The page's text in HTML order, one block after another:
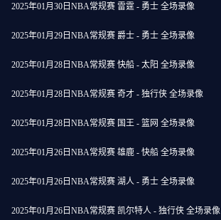
2025年01月30日NBA常规赛 雷霆 - 勇士 全场录像
2025年01月29日NBA常规赛 爵士 - 勇士 全场录像
2025年01月28日NBA常规赛 快船 - 太阳 全场录像
2025年01月28日NBA常规赛 奇才 - 独行侠 全场录像
2025年01月28日NBA常规赛 国王 - 篮网 全场录像
2025年01月26日NBA常规赛 雄鹿 - 快船 全场录像
2025年01月26日NBA常规赛 湖人 - 勇士 全场录像
2025年01月26日NBA常规赛 凯尔特人 - 独行侠 全场录像